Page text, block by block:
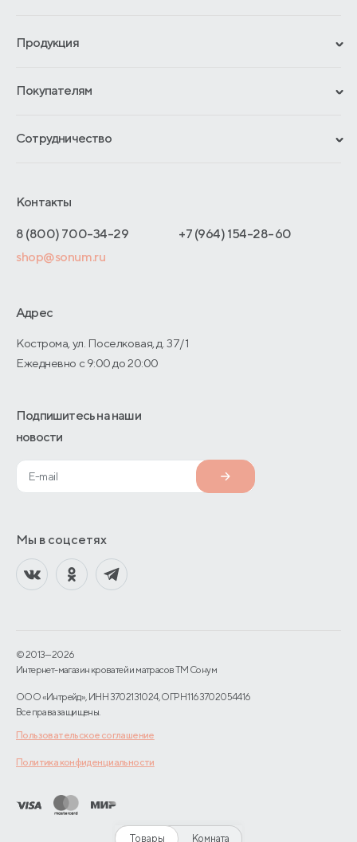
Товары Комната
Продукция
Гарантии
Отзывы покупателей
Покупателям
Обмен и возврат
Как оформить заказ
Адреса магазинов
Договор-оферты
Сотрудничество
Отельерам
Оптовые продажи
О производстве
Контакты
8 (800) 700-34-29
+7 (964) 154-28-60
shop@sonum.ru
Адрес
Кострома, ул. Поселковая, д. 37/1
Ежедневно с 9:00 до 20:00
Подпишитесь на наши
новости
Мы в соцсетях
© 2013—2026
Интернет-магазин кроватей и матрасов TM Сонум
ООО «Интрейд», ИНН 3702131024, ОГРН 1163702054416
Все права защищены.
Пользовательское соглашение
Политика конфиденциальности